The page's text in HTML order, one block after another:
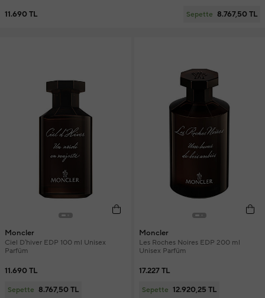
11.690 TL Sepette 8.767,50 TL
Moncler
Ciel D'hiver EDP 100 ml Unisex
Parfüm
11.690 TL
Sepette 8.767,50 TL
Moncler
Les Roches Noires EDP 200 ml
Unisex Parfüm
17.227 TL
Sepette 12.920,25 TL